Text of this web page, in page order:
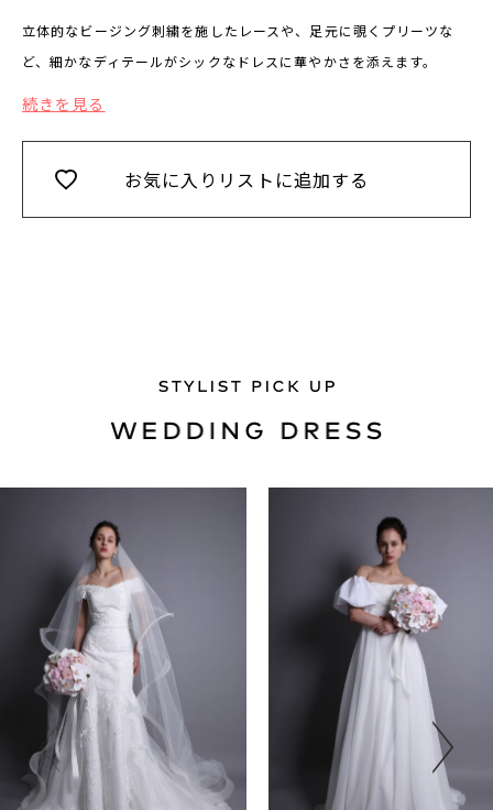
立体的なビージング刺繍を施したレースや、足元に覗くプリーツな
ど、細かなディテールがシックなドレスに華やかさを添えます。
続きを見る
お気に入りリストに追加する